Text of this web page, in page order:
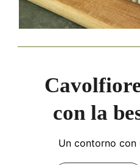
con la
Un contorno